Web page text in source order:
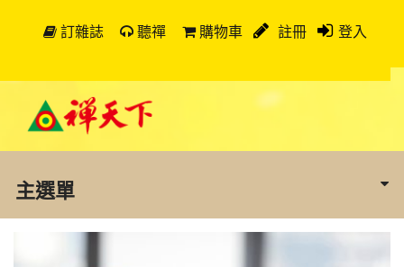
訂雜誌 聽禪 購物車 註冊 登入
主選單